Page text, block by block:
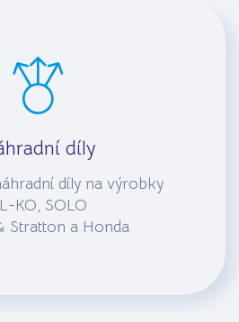
díly
díly na výrobky
KO, SOLO
Stratton a Honda